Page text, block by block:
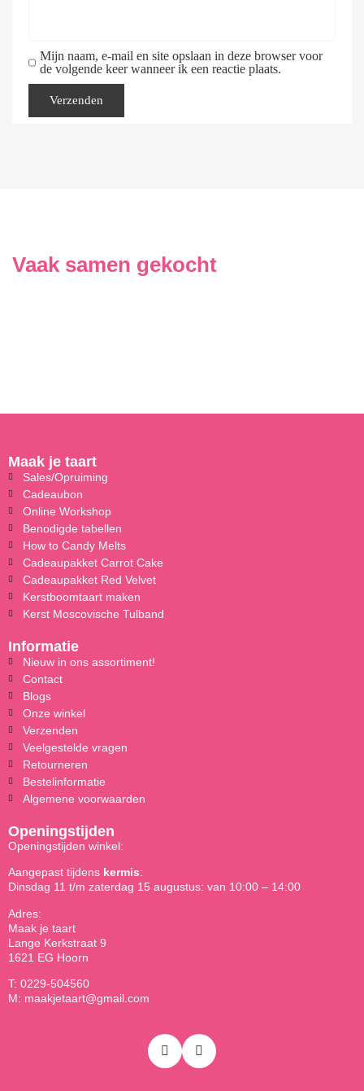
Mijn naam, e-mail en site opslaan in deze browser voor
de volgende keer wanneer ik een reactie plaats.
Vaak samen gekocht
Maak je taart
Sales/Opruiming
Cadeaubon
Online Workshop
Benodigde tabellen
How to Candy Melts
Cadeaupakket Carrot Cake
Cadeaupakket Red Velvet
Kerstboomtaart maken
Kerst Moscovische Tulband
Informatie
Nieuw in ons assortiment!
Contact
Blogs
Onze winkel
Verzenden
Veelgestelde vragen
Retourneren
Bestelinformatie
Algemene voorwaarden
Openingstijden
Openingstijden winkel:
Aangepast tijdens kermis:
Dinsdag 11 t/m zaterdag 15 augustus: van 10:00 – 14:00
Adres:
Maak je taart
Lange Kerkstraat 9
1621 EG Hoorn
T: 0229-504560
M: maakjetaart@gmail.com